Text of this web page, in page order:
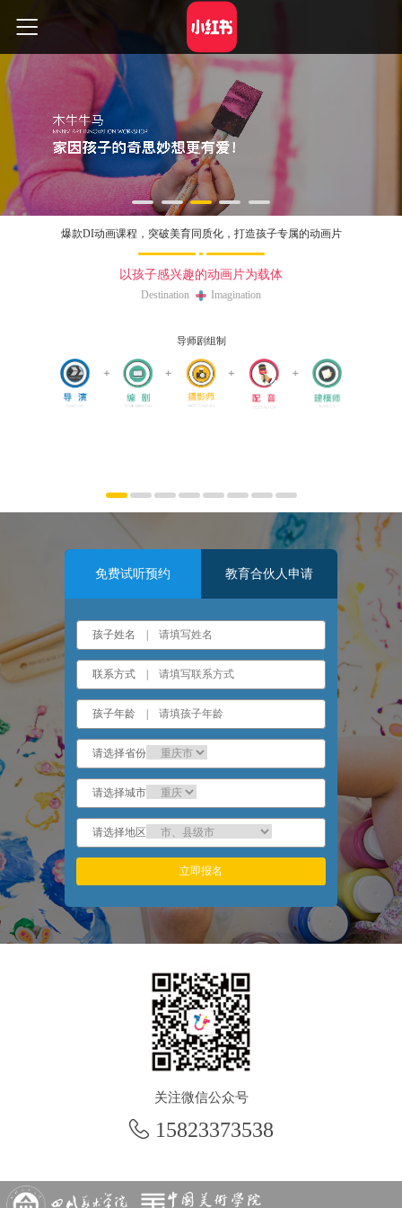
爆款DI动画课程，突破美育同质化，打造孩子专属的动画片
以孩子感兴趣的动画片为载体
Destination Imagination
导师剧组制
免费试听预约 教育合伙人申请
孩子姓名 |
联系方式 |
孩子年龄 |
请选择省份
请选择城市
请选择地区
立即报名
关注微信公众号
 15823373538